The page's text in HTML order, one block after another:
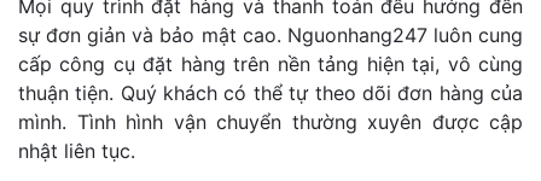
Mọi quy trình đặt hàng và thanh toán đều hướng đến
sự đơn giản và bảo mật cao. Nguonhang247 luôn cung
cấp công cụ đặt hàng trên nền tảng hiện tại, vô cùng
thuận tiện. Quý khách có thể tự theo dõi đơn hàng của
mình. Tình hình vận chuyển thường xuyên được cập
nhật liên tục.